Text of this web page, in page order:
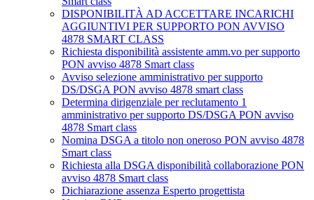
DISPONIBILITÀ AD ACCETTARE INCARICHI
AGGIUNTIVI PER SUPPORTO PON AVVISO
4878 SMART CLASS
Richiesta disponibilità assistente amm.vo per supporto
PON avviso 4878 Smart class
Avviso selezione amministrativo per supporto
DS/DSGA PON avviso 4878 smart class
Determina dirigenziale per reclutamento 1
amministrativo per supporto DS/DSGA PON avviso
4878 Smart class
Nomina DSGA a titolo non oneroso PON avviso 4878
Smart class
Richiesta alla DSGA disponibilità collaborazione PON
avviso 4878 Smart class
Dichiarazione assenza Esperto progettista